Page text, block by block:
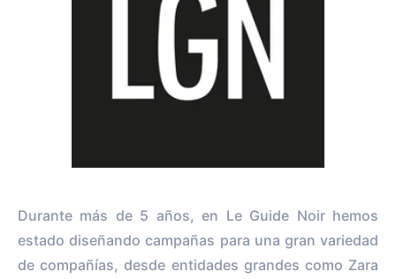
Durante más de 5 años, en Le Guide Noir hemos
estado diseñando campañas para una gran variedad
de compañías, desde entidades grandes como Zara